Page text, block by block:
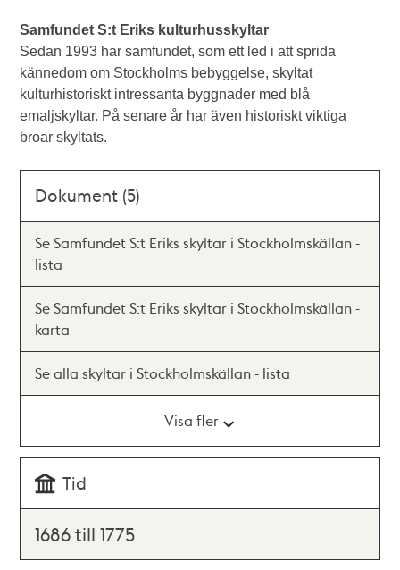
Samfundet S:t Eriks kulturhusskyltar
Sedan 1993 har samfundet, som ett led i att sprida
kännedom om Stockholms bebyggelse, skyltat
kulturhistoriskt intressanta byggnader med blå
emaljskyltar. På senare år har även historiskt viktiga
broar skyltats.
Dokument (5)
Se Samfundet S:t Eriks skyltar i Stockholmskällan -
lista
Se Samfundet S:t Eriks skyltar i Stockholmskällan -
karta
Se alla skyltar i Stockholmskällan - lista
Visa fler
Tid
1686 till 1775